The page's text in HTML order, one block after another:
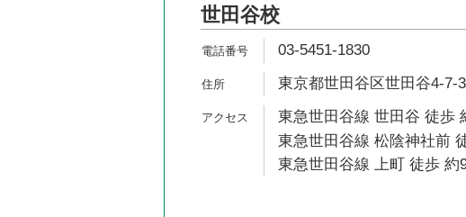
世田谷校
03-5451-1830
東京都世田谷区世田谷4-7-
東急世田谷線 世田谷 徒歩
東急世田谷線 松陰神社前
東急世田谷線 上町 徒歩 約